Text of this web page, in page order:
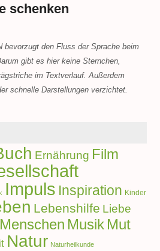
schenken
bevorzugt den Fluss der Sprache beim
gibt es hier keine Sternchen,
im Textverlauf. Außerdem
schnelle Darstellungen verzichtet.
Ernährung Film
Impuls Inspiration Kinder
Lebenshilfe Liebe
Menschen Musik Mut
Natur Naturheilkunde